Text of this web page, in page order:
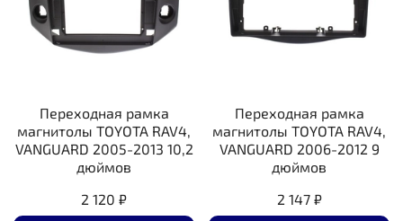
Переходная рамка
магнитолы TOYOTA RAV4,
VANGUARD 2005-2013 10,2
дюймов
2 120 ₽
Переходная рамка
магнитолы TOYOTA RAV4,
VANGUARD 2006-2012 9
дюймов
2 147 ₽